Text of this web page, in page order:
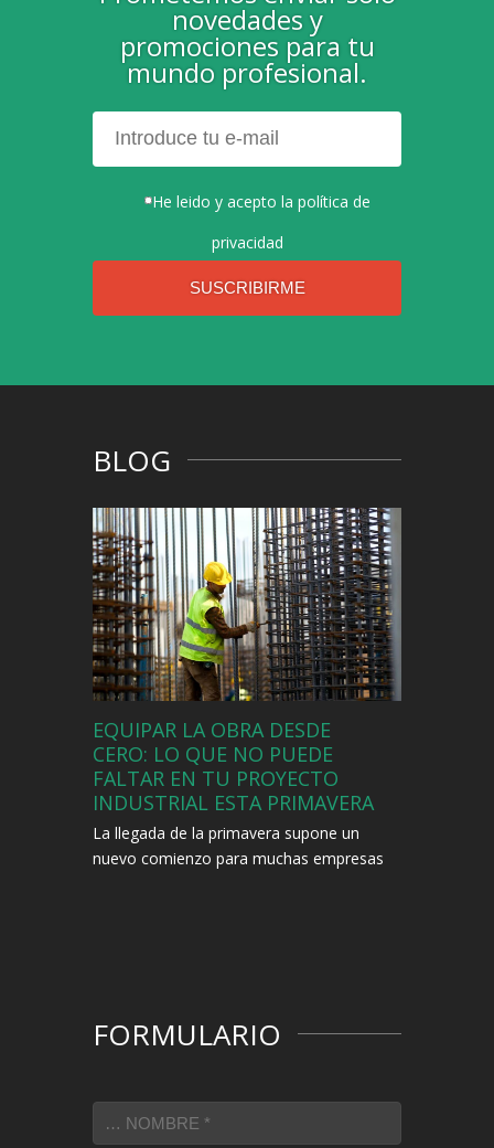
novedades y
promociones para tu
mundo profesional.
He leido y acepto la política de
privacidad
BLOG
EQUIPAR LA OBRA DESDE
CERO: LO QUE NO PUEDE
FALTAR EN TU PROYECTO
INDUSTRIAL ESTA PRIMAVERA
La llegada de la primavera supone un
nuevo comienzo para muchas empresas
tu proyecto industrial esta primavera debe
FORMULARIO